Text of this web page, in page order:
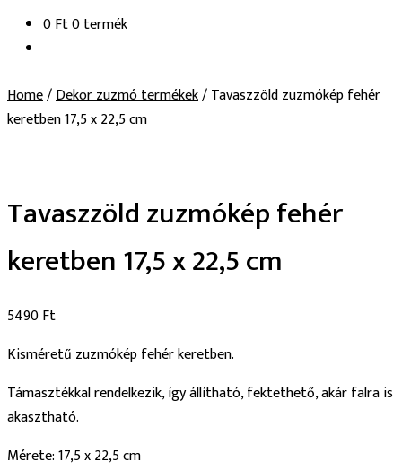
0Ft0 termék
Home/Dekor zuzmó termékek/Tavaszzöld zuzmókép fehér
keretben 17,5 x 22,5 cm
Tavaszzöld zuzmókép fehér
keretben 17,5 x 22,5 cm
5490Ft
Kisméretű zuzmókép fehér keretben.
Támasztékkal rendelkezik, így állítható, fektethető, akár falra is
akasztható.
Mérete: 17,5 x 22,5 cm